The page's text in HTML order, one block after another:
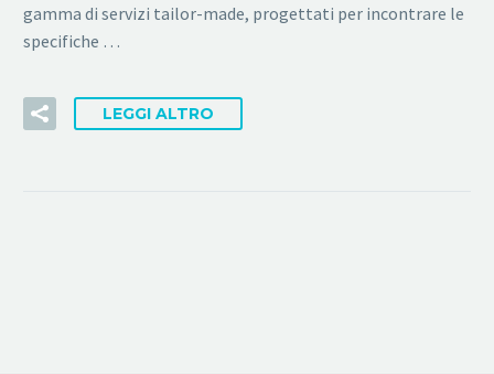
gamma di servizi tailor-made, progettati per incontrare le
specifiche …
LEGGI ALTRO